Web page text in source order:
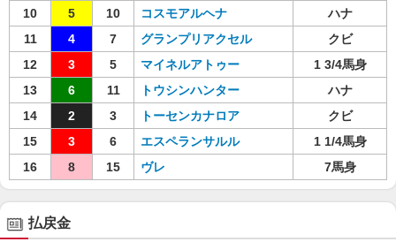
10
5 10 コスモアルヘナ
ハナ
11
4 7 グランプリアクセル
クビ
12
3 5 マイネルアトゥー
1 3/4馬身
13
6 11 トウシンハンター
ハナ
14
2 3 トーセンカナロア
クビ
15
3 6 エスペランサルル
1 1/4馬身
16
8 15 ヴレ 7馬身
払戻金